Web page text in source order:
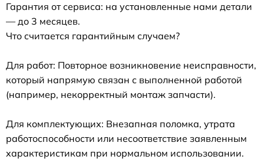
Гарантия от сервиса: на установленные нами детали
— до 3 месяцев.
Что считается гарантийным случаем?
Для работ: Повторное возникновение неисправности,
который напрямую связан с выполненной работой
(например, некорректный монтаж запчасти).
Для комплектующих: Внезапная поломка, утрата
работоспособности или несоответствие заявленным
характеристикам при нормальном использовании.